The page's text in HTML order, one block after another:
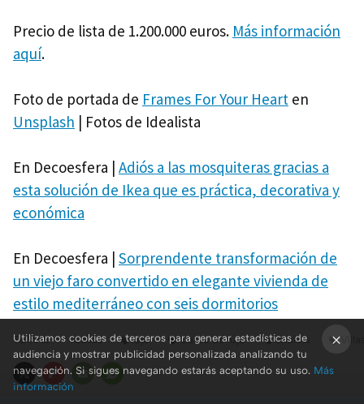
Precio de lista de 1.200.000 euros. Más información
aquí.
Foto de portada de Frames For Your Heart en
Unsplash | Fotos de Idealista
En Decoesfera | Adiós a las mosquiteras gracias a
esta solución de Ikea que es práctica, decorativa y
económica
En Decoesfera | Sorprendente transformación de
un viejo faro convertido en elegante vivienda de
estilo mediterráneo con seis dormitorios
TEMAS Casas lujo Casas de lujo chalets
Utilizamos cookies de terceros para generar estadísticas de
audiencia y mostrar publicidad personalizada analizando tu
navegación. Si sigues navegando estarás aceptando su uso. Más
información